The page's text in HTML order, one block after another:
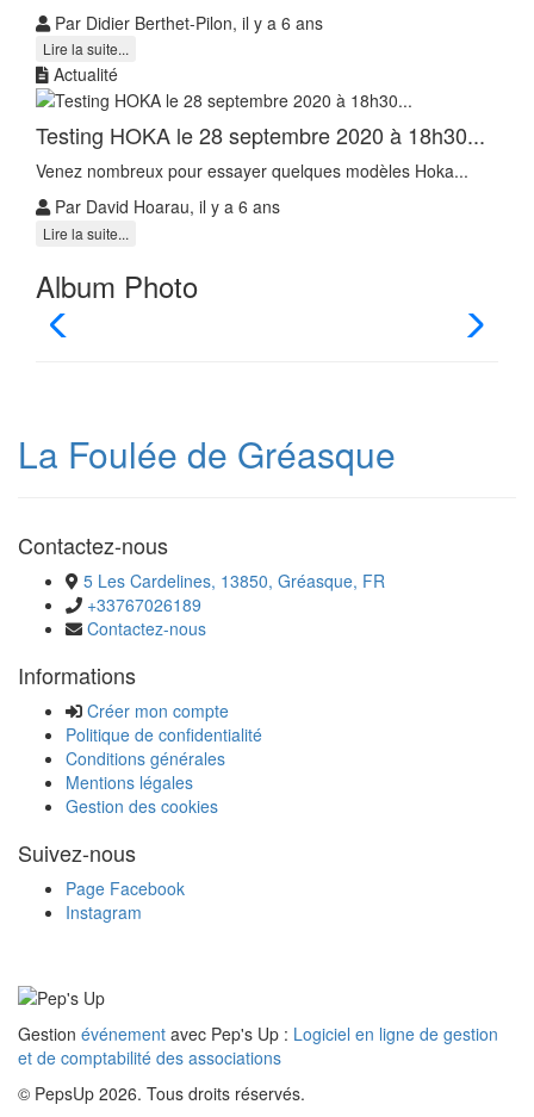
Par Didier Berthet-Pilon, il y a 6 ans
Lire la suite...
Actualité
Testing HOKA le 28 septembre 2020 à 18h30...
Venez nombreux pour essayer quelques modèles Hoka...
Par David Hoarau, il y a 6 ans
Lire la suite...
Album Photo
La Foulée de Gréasque
Contactez-nous
5 Les Cardelines, 13850, Gréasque, FR
+33767026189
Contactez-nous
Informations
Créer mon compte
Politique de confidentialité
Conditions générales
Mentions légales
Gestion des cookies
Suivez-nous
Page Facebook
Instagram
Gestion événement avec Pep's Up : Logiciel en ligne de gestion
et de comptabilité des associations
© PepsUp 2026. Tous droits réservés.